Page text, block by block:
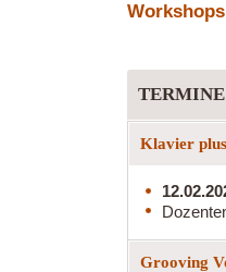
TERMINE
Klavier
Grooving